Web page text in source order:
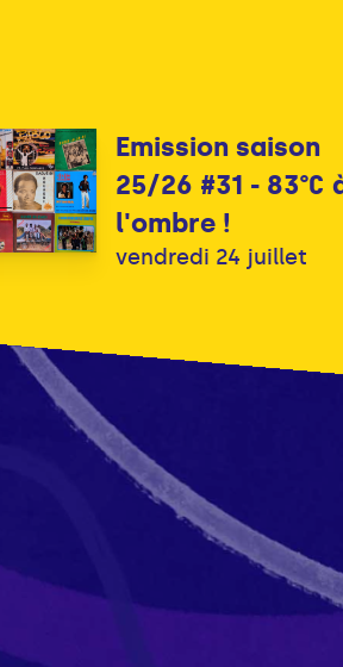
Emission saison
25/26 #31 - 83°C
l'ombre !
vendredi 24 juillet